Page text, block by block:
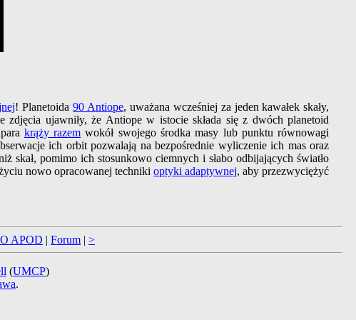
! Planetoida90 Antiope, uważana wcześniej za jeden kawałek skały,
ujawniły, że Antiope w istocie składa się z dwóch planetoid
krąży razem wokół swojego środka masy lub punktu równowagi
ich orbit pozwalają na bezpośrednie wyliczenie ich mas oraz
skał, pomimo ich stosunkowo ciemnych i słabo odbijających światło
nowo opracowanej technikioptyki adaptywnej, aby przezwyciężyć
O APOD | Forum | >
(UMCP)
.